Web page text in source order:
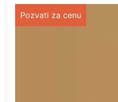
Pozvati za cenu